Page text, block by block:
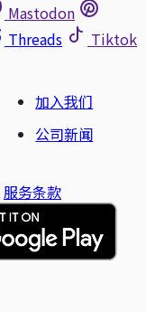
Mastodon
Threads
Tiktok
加入我们
公司新闻
服务条款